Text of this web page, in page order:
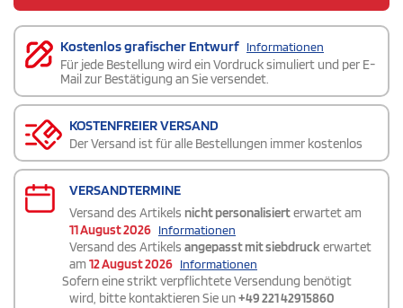
Kostenlos grafischer Entwurf Informationen
Für jede Bestellung wird ein Vordruck simuliert und per E-
Mail zur Bestätigung an Sie versendet.
KOSTENFREIER VERSAND
Der Versand ist für alle Bestellungen immer kostenlos
VERSANDTERMINE
Versand des Artikels nicht personalisierterwartet am
11 August 2026 Informationen
Versand des Artikels angepasst mit siebdruckerwartet
am 12 August 2026 Informationen
Sofern eine strikt verpflichtete Versendung benötigt
wird, bitte kontaktieren Sie un+49 221 42915860